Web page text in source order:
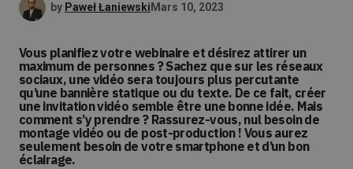
by Paweł Łaniewski Mars 10, 2023
Vous planifiez votre webinaire et désirez attirer un
maximum de personnes ? Sachez que sur les réseaux
sociaux, une vidéo sera toujours plus percutante
qu’une bannière statique ou du texte. De ce fait, créer
une invitation vidéo semble être une bonne idée. Mais
comment s’y prendre ? Rassurez-vous, nul besoin de
montage vidéo ou de post-production ! Vous aurez
seulement besoin de votre smartphone et d’un bon
éclairage.